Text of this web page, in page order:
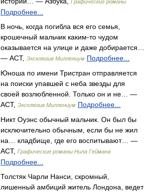
Графические романы
Подробнее...
В ночь, когда погибла вся его семья,
крошечный мальчик каким-то чудом
оказывается на улице и даже добирается…
— АСТ, Эксклюзив Миллениум Подробнее...
Юноша по имени Тристран отправляется
на поиски упавшей с неба звезды для
своей возлюбленной. Только он и не… —
АСТ, Эксклюзив Миллениум Подробнее...
Никт Оуэнс обычный мальчик. Он был бы
исключительно обычным, если бы не жил
на… кладбище, где его воспитывают… —
АСТ, Графические романы Нила Геймана
Подробнее...
Толстяк Чарли Нанси, скромный,
лишенный амбиций житель Лондона, ведет